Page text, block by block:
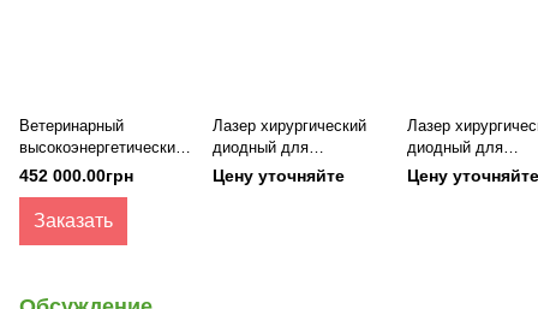
Ветеринарный
высокоэнергетический
лазер для терапии
452 000.00грн
Заказать
Лазер хирургический
диодный для
ветеринарии LIKA-
surgeon+
Цену уточняйте
Лазер
диодный для
ветеринарии
surgeon
Цену уточняйте